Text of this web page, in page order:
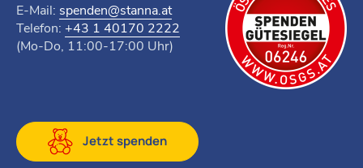
E-Mail: spenden@stanna.at
Telefon: +43 1 40170 2222
(Mo-Do, 11:00-17:00 Uhr)
Jetzt spenden